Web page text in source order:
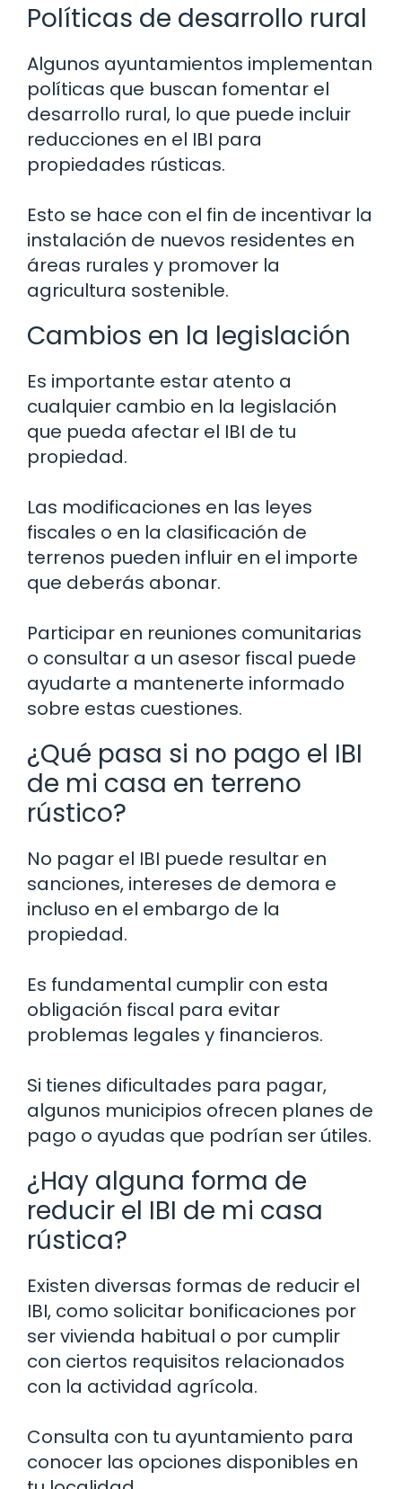
Políticas de desarrollo rural
Algunos ayuntamientos implementan
políticas que buscan fomentar el
desarrollo rural, lo que puede incluir
reducciones en el IBI para
propiedades rústicas.
Esto se hace con el fin de incentivar la
instalación de nuevos residentes en
áreas rurales y promover la
agricultura sostenible.
Cambios en la legislación
Es importante estar atento a
cualquier cambio en la legislación
que pueda afectar el IBI de tu
propiedad.
Las modificaciones en las leyes
fiscales o en la clasificación de
terrenos pueden influir en el importe
que deberás abonar.
Participar en reuniones comunitarias
o consultar a un asesor fiscal puede
ayudarte a mantenerte informado
sobre estas cuestiones.
¿Qué pasa si no pago el IBI
de mi casa en terreno
rústico?
No pagar el IBI puede resultar en
sanciones, intereses de demora e
incluso en el embargo de la
propiedad.
Es fundamental cumplir con esta
obligación fiscal para evitar
problemas legales y financieros.
Si tienes dificultades para pagar,
algunos municipios ofrecen planes de
pago o ayudas que podrían ser útiles.
¿Hay alguna forma de
reducir el IBI de mi casa
rústica?
Existen diversas formas de reducir el
IBI, como solicitar bonificaciones por
ser vivienda habitual o por cumplir
con ciertos requisitos relacionados
con la actividad agrícola.
Consulta con tu ayuntamiento para
conocer las opciones disponibles en